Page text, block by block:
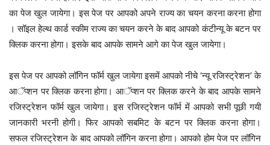
का पेज खुल जायेगा। इस पेज पर आपको अपने राज्य का चयन करना करना होगा
। सॉइल हेल्थ कार्ड स्कीम राज्य का चयन करने के बाद आपको कंटीन्यू के बटन पर
क्लिक करना होगा। इसके बाद आपके सामने आगे का पेज खुल जायेगा।
इस पेज पर आपको लॉगिन फॉर्म खुल जायेगा इसमें आपको नीचे ‘न्यू रजिस्ट्रेशन’ के
आॅप्शन पर क्लिक करना होगा। आॅप्शन पर क्लिक करने के बाद आपके सामने
रजिस्ट्रेशन फॉर्म खुल जायेगा। इस रजिस्ट्रेशन फॉर्म में आपको सभी पूछी गयी
जानकारी भरनी होगी। फिर आपको सबमिट के बटन पर क्लिक करना होगा।
सफल रजिस्ट्रेशन के बाद आपको लॉगिन करना होगा। आपको होम पेज पर लॉगिन